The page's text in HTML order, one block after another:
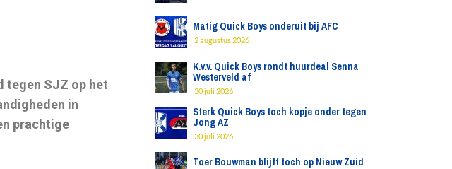
tegen SJZ op het
in
prachtige
Matig Quick Boys onderuit bij AFC
2 augustus 2026
K.v.v. Quick Boys rondt huurdeal Senna
Westerveld af
30 juli 2026
Sterk Quick Boys toch kopje onder tegen
Jong AZ
30 juli 2026
Toer Bouwman blijft toch op Nieuw Zuid